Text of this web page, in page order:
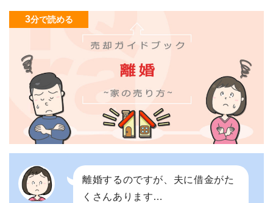
3分で読める
離婚するのですが、夫に借金がた
くさんあります…